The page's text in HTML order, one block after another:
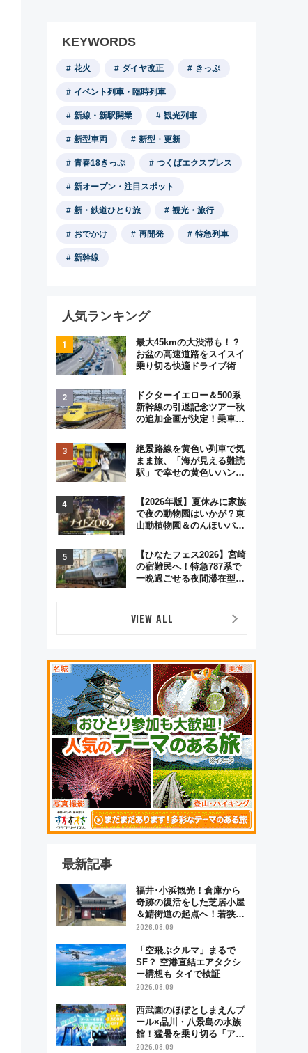
KEYWORDS
花火 ダイヤ改正 きっぷ
イベント列車・臨時列車
新線・新駅開業 観光列車
新型車両 新型・更新
青春18きっぷ つくばエクスプレス
新オープン・注目スポット
新・鉄道ひとり旅 観光・旅行
おでかけ 再開発 特急列車
新幹線
人気ランキング
最大45kmの大渋滞も！？
お盆の高速道路をスイスイ
乗り切る快適ドライブ術
ドクターイエロー＆500系
新幹線の引退記念ツアー秋
の追加企画が決定！乗車体
とめ
絶景路線を黄色い列車で気
まま旅、「海が見える難読
駅」で幸せの黄色いハンカ
とり旅」279回目の舞台は
「島原鉄道」
【2026年版】夏休みに家族
で夜の動物園はいかが？東
山動植物園＆のんほいパー
【ひなたフェス2026】宮崎
の宿難民へ！特急787系で
一晩過ごせる夜間滞在型イ
VIEW ALL
最新記事
福井･小浜観光！倉庫から
奇跡の復活をした芝居小屋
＆鯖街道の起点へ！若狭小
浜お魚センターでBBQ、老
グルメ散歩
2026.08.09
「空飛ぶクルマ」まるで
SF？ 空港直結エアタクシ
ー構想も タイで検証
2026.08.09
西武園のほぼとしまえんプ
ール×品川・八景島の水族
館！猛暑を乗り切る「アク
ティブパス」で夏休みをお
2026.08.09